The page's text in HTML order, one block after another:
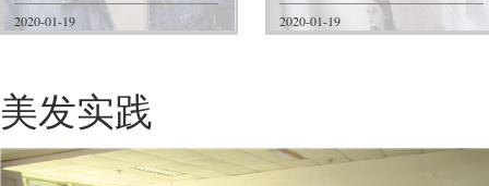
2020-01-19
2020-01-19
美发实践